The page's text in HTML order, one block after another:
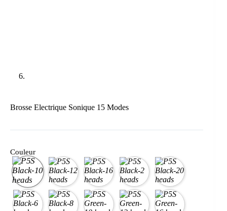
Brosse Electrique Sonique 15 Modes
Couleur